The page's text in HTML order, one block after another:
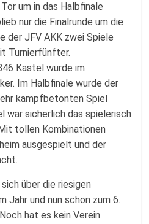
um in das Halbfinale
nur die Finalrunde um die
der JFV AKK zwei Spiele
Turnierfünfter.
Kastel wurde im
Im Halbfinale wurde der
kampfbetonten Spiel
war sicherlich das spielerisch
tollen Kombinationen
ausgespielt und der
über die riesigen
Jahr und nun schon zum 6.
hat es kein Verein